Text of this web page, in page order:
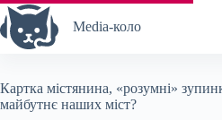
Перейти
до
вмісту
Media-коло
Картка містянина, «розумні»
майбутнє наших міст?